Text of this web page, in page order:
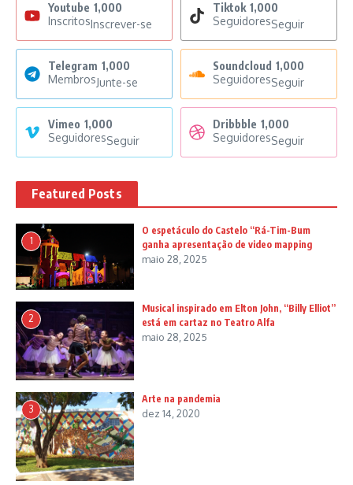
Youtube 1,000
InscritosInscrever-se
Tiktok 1,000
SeguidoresSeguir
Telegram 1,000
MembrosJunte-se
Soundcloud 1,000
SeguidoresSeguir
Vimeo 1,000
SeguidoresSeguir
Dribbble 1,000
SeguidoresSeguir
Featured Posts
1
O espetáculo do Castelo “Rá-Tim-Bum
ganha apresentação de video mapping
maio 28, 2025
2
Musical inspirado em Elton John, “Billy Elliot”
está em cartaz no Teatro Alfa
maio 28, 2025
3
Arte na pandemia
dez 14, 2020